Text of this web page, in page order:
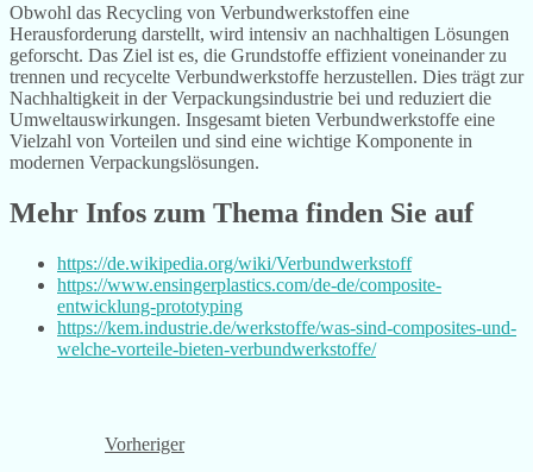
Obwohl das Recycling von Verbundwerkstoffen eine
Herausforderung darstellt, wird intensiv an nachhaltigen Lösungen
geforscht. Das Ziel ist es, die Grundstoffe effizient voneinander zu
trennen und recycelte Verbundwerkstoffe herzustellen. Dies trägt zur
Nachhaltigkeit in der Verpackungsindustrie bei und reduziert die
Umweltauswirkungen. Insgesamt bieten Verbundwerkstoffe eine
Vielzahl von Vorteilen und sind eine wichtige Komponente in
modernen Verpackungslösungen.
Mehr Infos zum Thema finden Sie auf
https://de.wikipedia.org/wiki/Verbundwerkstoff
https://www.ensingerplastics.com/de-de/composite-
entwicklung-prototyping
https://kem.industrie.de/werkstoffe/was-sind-composites-und-
welche-vorteile-bieten-verbundwerkstoffe/
Vorheriger